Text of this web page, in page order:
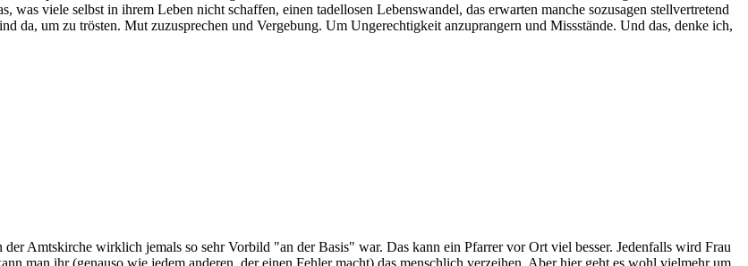
was viele selbst in ihrem Leben nicht schaffen, einen tadellosen Lebenswandel, das erwarten manche sozusagen stellvertretend
da, um zu trösten. Mut zuzusprechen und Vergebung. Um Ungerechtigkeit anzuprangern und Missstände. Und das, denke ich,
Amtskirche wirklich jemals so sehr Vorbild "an der Basis" war. Das kann ein Pfarrer vor Ort viel besser. Jedenfalls wird Frau
man ihr (genauso wie jedem anderen, der einen Fehler macht) das menschlich verzeihen. Aber hier geht es wohl vielmehr um